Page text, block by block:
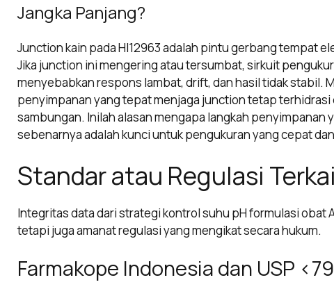
Jangka Panjang?
Junction kain pada HI12963 adalah pintu gerbang tempat
Jika junction ini mengering atau tersumbat, sirkuit
menyebabkan respons lambat, drift, dan hasil tidak stabil.
penyimpanan yang tepat menjaga junction tetap terhidrasi
sambungan. Inilah alasan mengapa langkah penyimpanan
sebenarnya adalah kunci untuk pengukuran yang cepat
Standar atau Regulasi
Integritas data dari strategi kontrol suhu pH formulasi obat
tetapi juga amanat regulasi yang mengikat secara hukum.
Farmakope Indonesia dan USP